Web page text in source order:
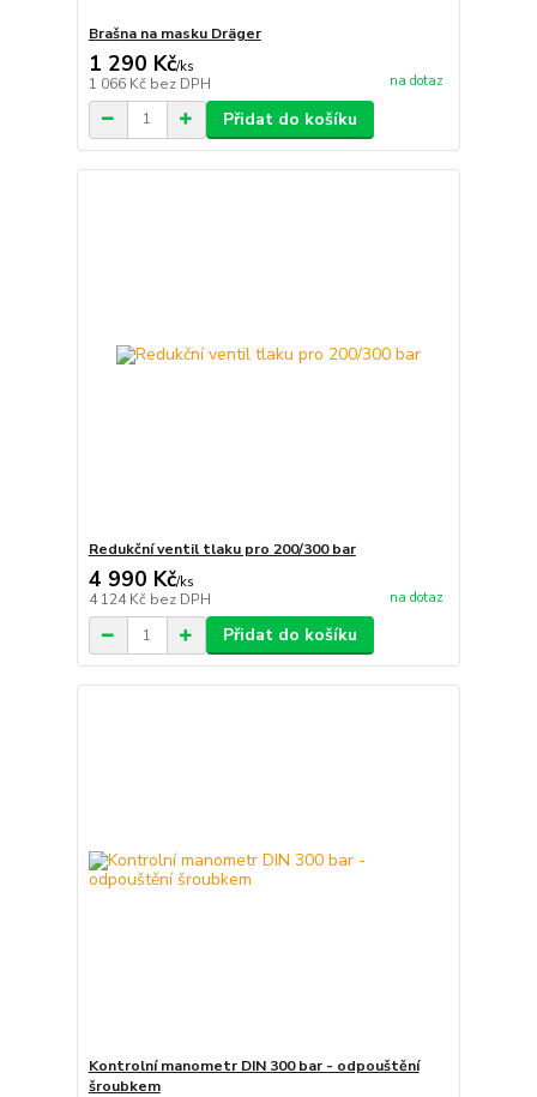
Brašna na masku Dräger
1 290 Kč/ks
1 066 Kč bez DPH na dotaz
Přidat do košíku
Redukční ventil tlaku pro 200/300 bar
4 990 Kč/ks
4 124 Kč bez DPH na dotaz
Přidat do košíku
Kontrolní manometr DIN 300 bar - odpouštění
šroubkem